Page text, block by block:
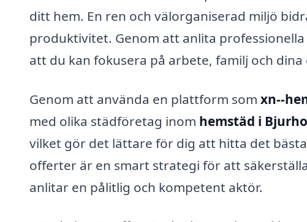
ditt hem. En ren och välorganiserad miljö
produktivitet. Genom att anlita
att du kan fokusera på arbete, familj och dina
Genom att använda en plattform som xn--
med olika städföretag inom hemstäd i
vilket gör det lättare för dig att hitta det
offerter är en smart strategi för att
anlitar en pålitlig och kompetent aktör.